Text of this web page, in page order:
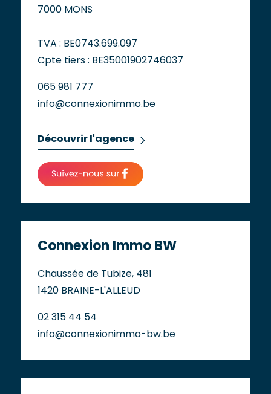
7000 MONS
TVA : BE0743.699.097
Cpte tiers : BE35001902746037
065 981 777
info@connexionimmo.be
Découvrir l'agence
Connexion Immo BW
Chaussée de Tubize, 481
1420 BRAINE-L'ALLEUD
02 315 44 54
info@connexionimmo-bw.be